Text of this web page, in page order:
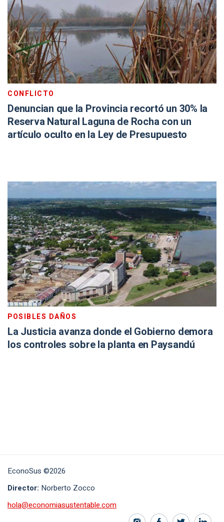
CONFLICTO
Denuncian que la Provincia recortó un 30% la
Reserva Natural Laguna de Rocha con un
artículo oculto en la Ley de Presupuesto
POSIBLES DAÑOS
La Justicia avanza donde el Gobierno demora
los controles sobre la planta en Paysandú
EconoSus ©2026
Director: Norberto Zocco
hola@economiasustentable.com